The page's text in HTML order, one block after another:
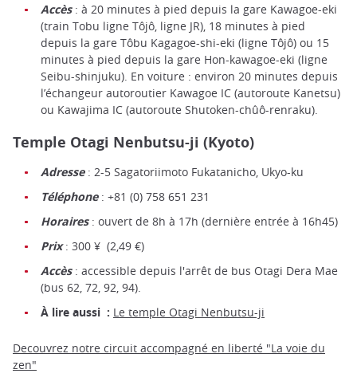
Accès: à 20 minutes à pied depuis la gare Kawagoe-eki
(train Tobu ligne Tôjô, ligne JR), 18 minutes à pied
depuis la gare Tôbu Kagagoe-shi-eki (ligne Tôjô) ou 15
minutes à pied depuis la gare Hon-kawagoe-eki (ligne
Seibu-shinjuku). En voiture : environ 20 minutes depuis
l’échangeur autoroutier Kawagoe IC (autoroute Kanetsu)
ou Kawajima IC (autoroute Shutoken-chûô-renraku).
Temple Otagi Nenbutsu-ji (Kyoto)
Adresse: 2-5 Sagatoriimoto Fukatanicho, Ukyo-ku
Téléphone: +81 (0) 758 651 231
Horaires: ouvert de 8h à 17h (dernière entrée à 16h45)
Prix: 300 ¥ (2,49 €)
Accès: accessible depuis l'arrêt de bus Otagi Dera Mae
(bus 62, 72, 92, 94).
À lire aussi : Le temple Otagi Nenbutsu-ji
Decouvrez notre circuit accompagné en liberté "La voie du
zen"